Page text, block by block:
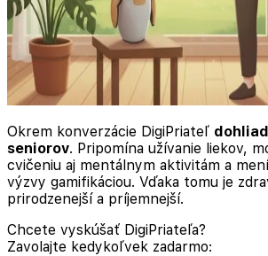
Okrem konverzácie DigiPriateľ
seniorov. Pripomína užívanie liekov,
cvičeniu aj mentálnym aktivitám a
výzvy gamifikáciou. Vďaka tomu je
prirodzenejší a príjemnejší.
Chcete vyskúšať DigiPriateľa?
Zavolajte kedykoľvek zadarmo: